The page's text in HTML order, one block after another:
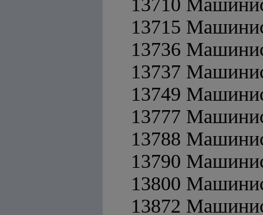
13710
13715
13736
13737
13749
13777
13788
13790
13800
13872